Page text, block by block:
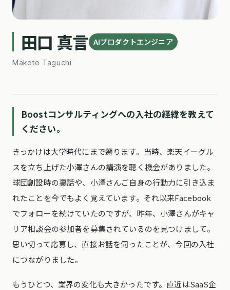
田口 真言 AIプロダクトエンジニア
Makoto Taguchi
Boostコンサルティングへの入社の経緯を教えて
ください。
きっかけは大学時代にまで遡ります。当時、楽天イーグル
スを立ち上げた小澤さんの講演を聴く機会がありました。
球団創設時の裏話や、小澤さんご自身の行動力に引き込ま
れたことを今でもよく覚えています。それ以来Facebook
でフォローを続けていたのですが、昨年、小澤さんがキャ
リア相談会の参加者を募集されているのを見つけまして。
思い切って応募し、直接お話を伺ったことが、今回の入社
につながりました。
もうひとつ、業界の変化も大きかったです。直近はSaaS企